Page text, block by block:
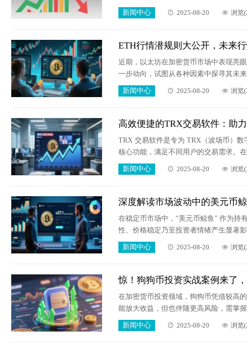
新闻中心 2025-08-20 浏览
ETH行情潜规则大公开，未来
近期，以太坊在加密货币市场中表现亮
一步动向，试图从各种因素中探寻其未来
新闻中心 2025-08-20 浏览
高效便捷的TRX交易软件：助
TRX 交易软件是专为 TRX（波场币）
核心功能，满足不同用户的交易需求。
持按分钟、小时、日、周、月等不同时
户精准判断市场走势。
新闻中心 2025-08-20 浏览
深度解读市场波动中的美元币
在稳定币市场中，“美元币鲸鱼” 作为持
性、价格稳定乃至投资者情绪产生显著
场作用及对普通投资者的参考价值。
新闻中心 2025-08-20 浏览
惊！狗狗币投资实战案例来了
在加密货币投资领域，狗狗币凭借较高
能放大收益，但也伴随更高风险，需掌
新闻中心 2025-08-20 浏览